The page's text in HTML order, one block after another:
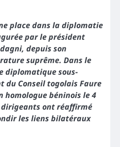
place dans la diplomatie
par le président
depuis son
suprême. Dans le
diplomatique sous-
du Conseil togolais Faure
homologue béninois le 4
dirigeants ont réaffirmé
les liens bilatéraux